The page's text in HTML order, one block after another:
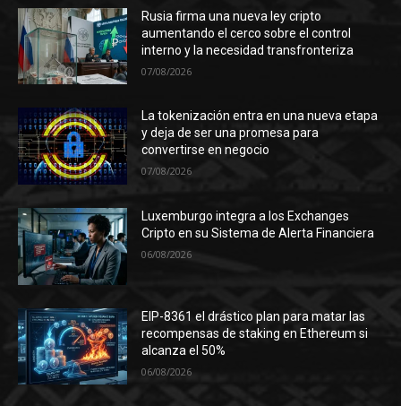
Rusia firma una nueva ley cripto
aumentando el cerco sobre el control
interno y la necesidad transfronteriza
07/08/2026
La tokenización entra en una nueva etapa
y deja de ser una promesa para
convertirse en negocio
07/08/2026
Luxemburgo integra a los Exchanges
Cripto en su Sistema de Alerta Financiera
06/08/2026
EIP-8361 el drástico plan para matar las
recompensas de staking en Ethereum si
alcanza el 50%
06/08/2026